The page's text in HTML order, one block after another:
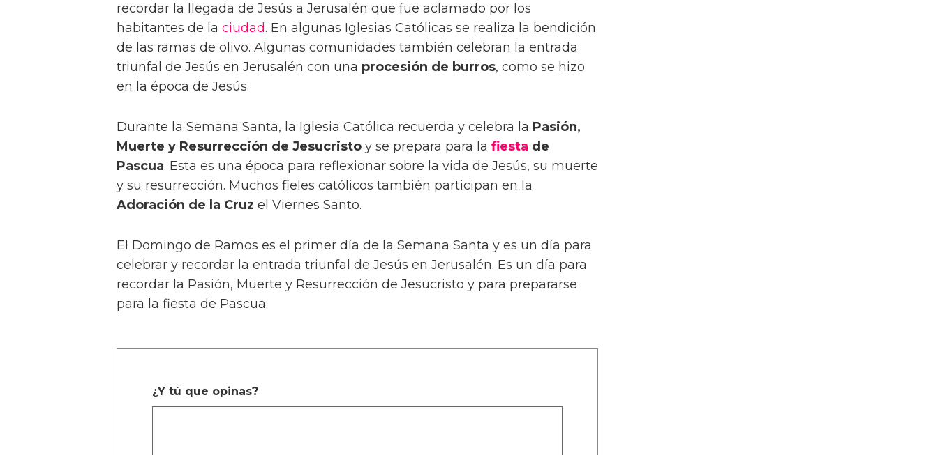
recordar la llegada de Jesús a Jerusalén que fue aclamado por los
habitantes de la ciudad. En algunas Iglesias Católicas se realiza la bendición
de las ramas de olivo. Algunas comunidades también celebran la entrada
triunfal de Jesús en Jerusalén con una procesión de burros, como se hizo
en la época de Jesús.
Durante la Semana Santa, la Iglesia Católica recuerda y celebra la Pasión,
Muerte y Resurrección de Jesucristo y se prepara para la fiesta de
Pascua. Esta es una época para reflexionar sobre la vida de Jesús, su muerte
y su resurrección. Muchos fieles católicos también participan en la
Adoración de la Cruz el Viernes Santo.
El Domingo de Ramos es el primer día de la Semana Santa y es un día para
celebrar y recordar la entrada triunfal de Jesús en Jerusalén. Es un día para
recordar la Pasión, Muerte y Resurrección de Jesucristo y para prepararse
para la fiesta de Pascua.
¿Y tú que opinas?